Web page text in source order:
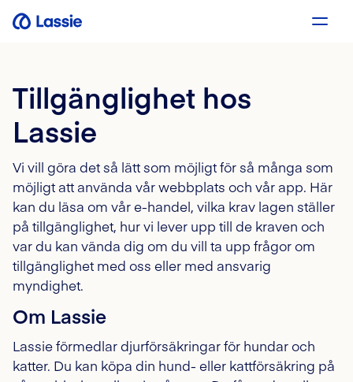
Tillgänglighet hos
Lassie
Vi vill göra det så lätt som möjligt för så många som
möjligt att använda vår webbplats och vår app. Här
kan du läsa om vår e-handel, vilka krav lagen ställer
på tillgänglighet, hur vi lever upp till de kraven och
var du kan vända dig om du vill ta upp frågor om
tillgänglighet med oss eller med ansvarig
myndighet.
Om Lassie
Lassie förmedlar djurförsäkringar för hundar och
katter. Du kan köpa din hund- eller kattförsäkring på